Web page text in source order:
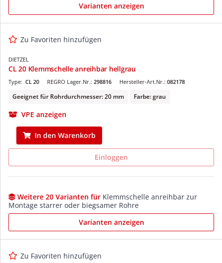
Varianten anzeigen
Zu Favoriten hinzufügen
DIETZEL
CL 20 Klemmschelle anreihbar hellgrau
REGRO Lager.Nr.: 298816
Type: CL 20 Hersteller-Art.Nr.: 082178
Geeignet für Rohrdurchmesser: 20 mm Farbe: grau
VPE anzeigen
In den Warenkorb
Einloggen
Weitere 20 Varianten für Klemmschelle anreihbar zur
Montage starrer oder biegsamer Rohre
Varianten anzeigen
Zu Favoriten hinzufügen